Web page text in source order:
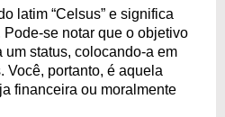
latim “Celsus” e significa
Pode-se notar que o objetivo
um status, colocando-a em
Você, portanto, é aquela
financeira ou moralmente